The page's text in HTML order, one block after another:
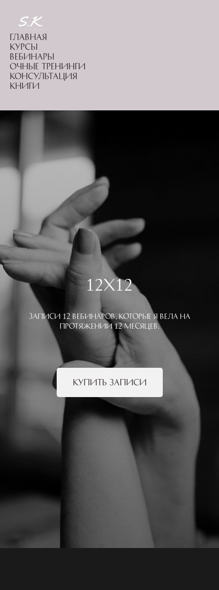
Главная
Курсы
Вебинары
Очные тренинги
Консультация
Книги
12Х12
Записи 12 вебинаров, которые я вела на
протяжении 12 месяцев.
КУПИТЬ ЗАПИСИ